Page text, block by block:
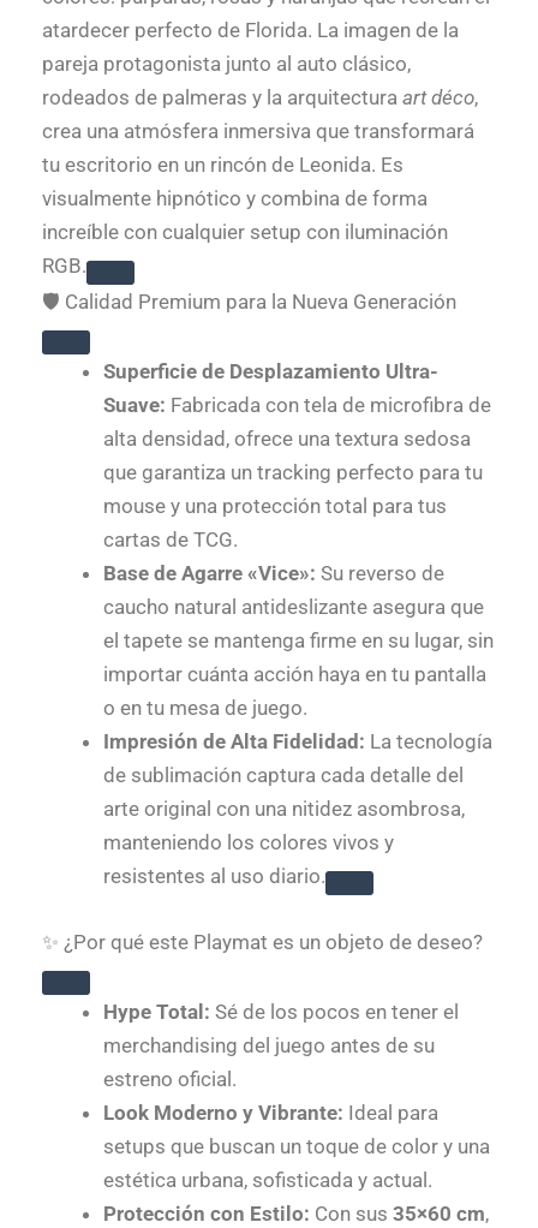
atardecer perfecto de Florida. La imagen de la
pareja protagonista junto al auto clásico,
rodeados de palmeras y la arquitectura art déco,
crea una atmósfera inmersiva que transformará
tu escritorio en un rincón de Leonida. Es
visualmente hipnótico y combina de forma
increíble con cualquier setup con iluminación
RGB.
🛡️ Calidad Premium para la Nueva Generación
Superficie de Desplazamiento Ultra-
Suave: Fabricada con tela de microfibra de
alta densidad, ofrece una textura sedosa
que garantiza un tracking perfecto para tu
mouse y una protección total para tus
cartas de TCG.
Base de Agarre «Vice»: Su reverso de
caucho natural antideslizante asegura que
el tapete se mantenga firme en su lugar, sin
importar cuánta acción haya en tu pantalla
o en tu mesa de juego.
Impresión de Alta Fidelidad: La tecnología
de sublimación captura cada detalle del
arte original con una nitidez asombrosa,
manteniendo los colores vivos y
resistentes al uso diario.
✨ ¿Por qué este Playmat es un objeto de deseo?
Hype Total: Sé de los pocos en tener el
merchandising del juego antes de su
estreno oficial.
Look Moderno y Vibrante: Ideal para
setups que buscan un toque de color y una
estética urbana, sofisticada y actual.
Protección con Estilo: Con sus 35×60 cm,